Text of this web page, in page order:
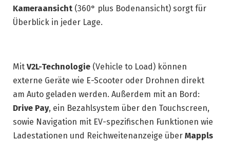
Kameraansicht (360° plus Bodenansicht) sorgt für
Überblick in jeder Lage.
Mit V2L-Technologie (Vehicle to Load) können
externe Geräte wie E-Scooter oder Drohnen direkt
am Auto geladen werden. Außerdem mit an Bord:
Drive Pay, ein Bezahlsystem über den Touchscreen,
sowie Navigation mit EV-spezifischen Funktionen wie
Ladestationen und Reichweitenanzeige über Mappls